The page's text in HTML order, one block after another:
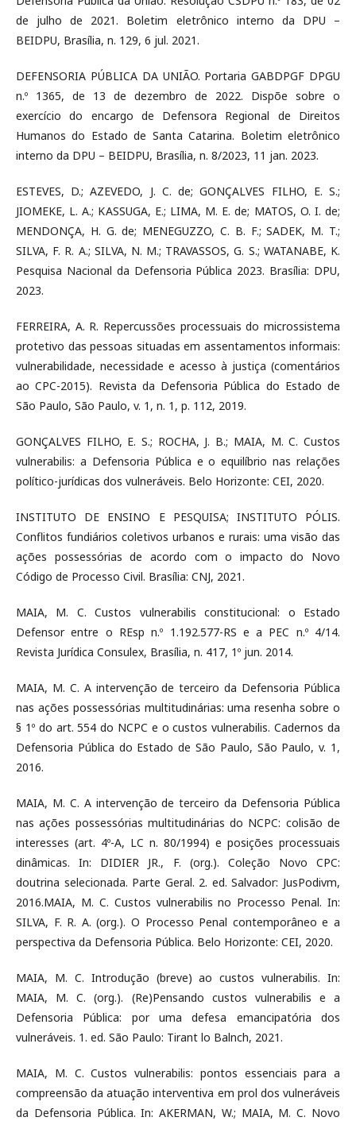
de julho de 2021. Boletim eletrônico interno da DPU –
BEIDPU, Brasília, n. 129, 6 jul. 2021.
DEFENSORIA PÚBLICA DA UNIÃO. Portaria GABDPGF DPGU
n.º 1365, de 13 de dezembro de 2022. Dispõe sobre o
exercício do encargo de Defensora Regional de Direitos
Humanos do Estado de Santa Catarina. Boletim eletrônico
interno da DPU – BEIDPU, Brasília, n. 8/2023, 11 jan. 2023.
ESTEVES, D.; AZEVEDO, J. C. de; GONÇALVES FILHO, E. S.;
JIOMEKE, L. A.; KASSUGA, E.; LIMA, M. E. de; MATOS, O. I. de;
MENDONÇA, H. G. de; MENEGUZZO, C. B. F.; SADEK, M. T.;
SILVA, F. R. A.; SILVA, N. M.; TRAVASSOS, G. S.; WATANABE, K.
Pesquisa Nacional da Defensoria Pública 2023. Brasília: DPU,
2023.
FERREIRA, A. R. Repercussões processuais do microssistema
protetivo das pessoas situadas em assentamentos informais:
vulnerabilidade, necessidade e acesso à justiça (comentários
ao CPC-2015). Revista da Defensoria Pública do Estado de
São Paulo, São Paulo, v. 1, n. 1, p. 112, 2019.
GONÇALVES FILHO, E. S.; ROCHA, J. B.; MAIA, M. C. Custos
vulnerabilis: a Defensoria Pública e o equilíbrio nas relações
político-jurídicas dos vulneráveis. Belo Horizonte: CEI, 2020.
INSTITUTO DE ENSINO E PESQUISA; INSTITUTO PÓLIS.
Conflitos fundiários coletivos urbanos e rurais: uma visão das
ações possessórias de acordo com o impacto do Novo
Código de Processo Civil. Brasília: CNJ, 2021.
MAIA, M. C. Custos vulnerabilis constitucional: o Estado
Defensor entre o REsp n.º 1.192.577-RS e a PEC n.º 4/14.
Revista Jurídica Consulex, Brasília, n. 417, 1º jun. 2014.
MAIA, M. C. A intervenção de terceiro da Defensoria Pública
nas ações possessórias multitudinárias: uma resenha sobre o
§ 1º do art. 554 do NCPC e o custos vulnerabilis. Cadernos da
Defensoria Pública do Estado de São Paulo, São Paulo, v. 1,
2016.
MAIA, M. C. A intervenção de terceiro da Defensoria Pública
nas ações possessórias multitudinárias do NCPC: colisão de
interesses (art. 4º-A, LC n. 80/1994) e posições processuais
dinâmicas. In: DIDIER JR., F. (org.). Coleção Novo CPC:
doutrina selecionada. Parte Geral. 2. ed. Salvador: JusPodivm,
2016.MAIA, M. C. Custos vulnerabilis no Processo Penal. In:
SILVA, F. R. A. (org.). O Processo Penal contemporâneo e a
perspectiva da Defensoria Pública. Belo Horizonte: CEI, 2020.
MAIA, M. C. Introdução (breve) ao custos vulnerabilis. In:
MAIA, M. C. (org.). (Re)Pensando custos vulnerabilis e a
Defensoria Pública: por uma defesa emancipatória dos
vulneráveis. 1. ed. São Paulo: Tirant lo Balnch, 2021.
MAIA, M. C. Custos vulnerabilis: pontos essenciais para a
compreensão da atuação interventiva em prol dos vulneráveis
da Defensoria Pública. In: AKERMAN, W.; MAIA, M. C. Novo